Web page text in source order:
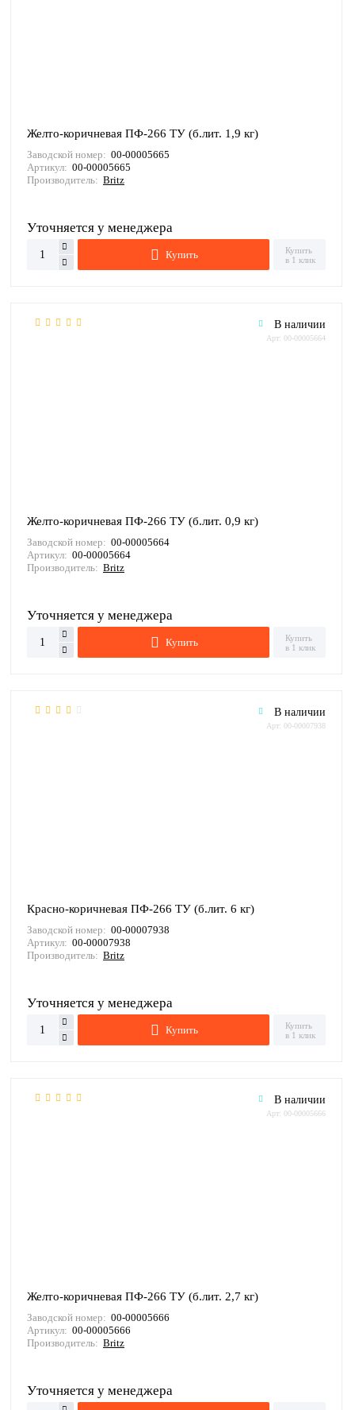
Желто-коричневая ПФ-266 ТУ (б.лит. 1,9 кг)
Заводской номер: 00-00005665
Артикул: 00-00005665
Производитель: Britz
Уточняется у менеджера
Купить
Купить
в 1 клик
В наличии
Арт: 00-00005664
Желто-коричневая ПФ-266 ТУ (б.лит. 0,9 кг)
Заводской номер: 00-00005664
Артикул: 00-00005664
Производитель: Britz
Уточняется у менеджера
Купить
Купить
в 1 клик
В наличии
Арт: 00-00007938
Красно-коричневая ПФ-266 ТУ (б.лит. 6 кг)
Заводской номер: 00-00007938
Артикул: 00-00007938
Производитель: Britz
Уточняется у менеджера
Купить
Купить
в 1 клик
В наличии
Арт: 00-00005666
Желто-коричневая ПФ-266 ТУ (б.лит. 2,7 кг)
Заводской номер: 00-00005666
Артикул: 00-00005666
Производитель: Britz
Уточняется у менеджера